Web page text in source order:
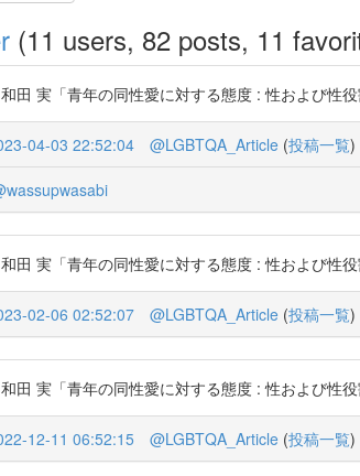
(11 users, 82 posts, 11
和田 実「青年の同性愛に対する態度 : 性および
04-03 22:52:04 @LGBTQA_Article (投稿一覧)
和田 実「青年の同性愛に対する態度 : 性および
02-06 02:52:07 @LGBTQA_Article (投稿一覧)
和田 実「青年の同性愛に対する態度 : 性および
12-11 06:52:15 @LGBTQA_Article (投稿一覧)